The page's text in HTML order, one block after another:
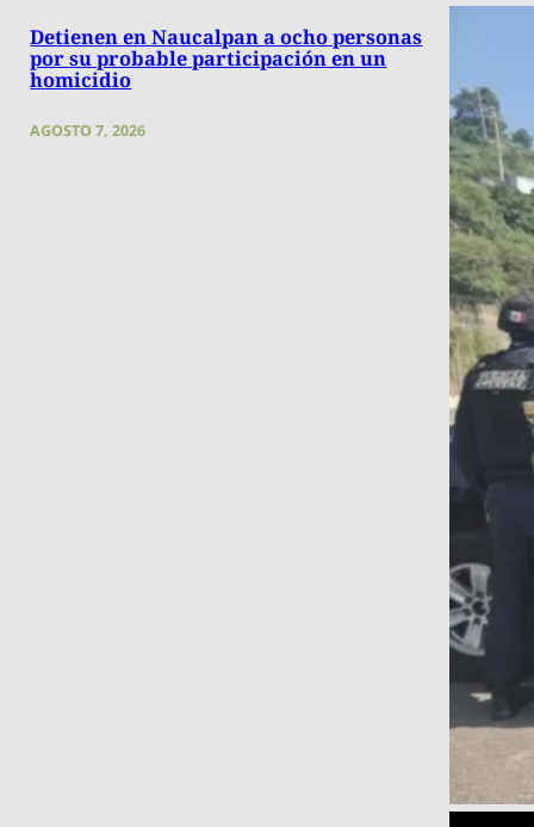
Detienen en Naucalpan a ocho personas
por su probable participación en un
homicidio
AGOSTO 7, 2026